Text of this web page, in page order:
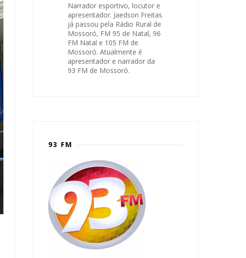
Narrador esportivo, locutor e
apresentador. Jaedson Freitas
já passou pela Rádio Rural de
Mossoró, FM 95 de Natal, 96
FM Natal e 105 FM de
Mossoró. Atualmente é
apresentador e narrador da
93 FM de Mossoró.
93 FM